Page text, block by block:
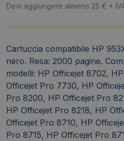
Devi aggiungere almeno 25 € +
Cartuccia compatibile HP
nero. Resa: 2000 pagine.
modelli: HP Officejet 8702,
Officejet Pro 7730, HP
Pro 8200, HP Officejet Pro
HP Officejet Pro 8218, HP
Officejet Pro 8710, HP
Pro 8715, HP Officejet Pro